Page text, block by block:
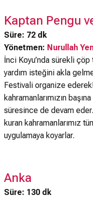
Kaptan Pengu
Süre: 72 dk
Yönetmen: Nurullah
İnci Koyu’nda sürekli
yardım isteğini akla
Festivali organize
kahramanlarımızın
süresince de devam
kuran kahramanlarımız
uygulamaya koyarlar.
Anka
Süre: 130 dk